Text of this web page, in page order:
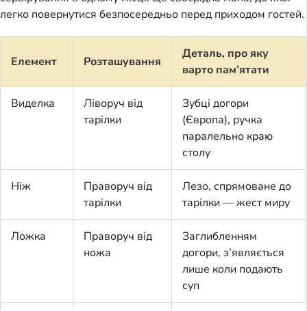
легко повернутися безпосередньо перед приходом гостей.
Елемент Розташування
Деталь, про яку
варто пам’ятати
Виделка
Ліворуч від
тарілки
Зубці догори
(Європа), ручка
паралельно краю
столу
Ніж
Праворуч від
тарілки
Лезо, спрямоване до
тарілки — жест миру
Ложка
Праворуч від
ножа
Заглибленням
догори, з’являється
лише коли подають
суп